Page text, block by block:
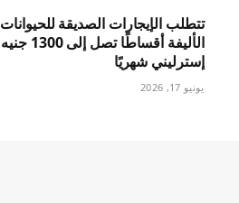
تتطلب الإيجارات الصديقة للحيوانات
الأليفة أقساطًا تصل إلى 1300 جنيه
إسترليني شهريًا
يونيو 17, 2026